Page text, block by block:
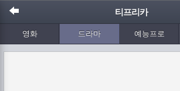
티프리카
영화 드라마 예능프로
애니메이션 음악 Wetv